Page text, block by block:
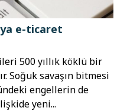
e-ticaret
500 yıllık köklü bir
Soğuk savaşın bitmesi
engellerin de
yeni...